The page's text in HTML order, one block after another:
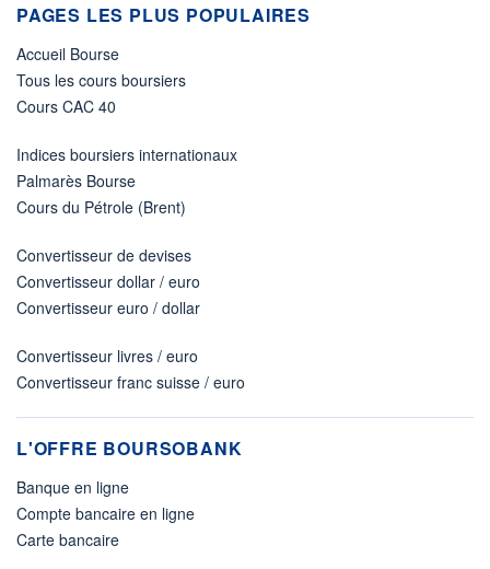
PAGES LES PLUS POPULAIRES
Accueil Bourse
Tous les cours boursiers
Cours CAC 40
Indices boursiers internationaux
Palmarès Bourse
Cours du Pétrole (Brent)
Convertisseur de devises
Convertisseur dollar / euro
Convertisseur euro / dollar
Convertisseur livres / euro
Convertisseur franc suisse / euro
L'OFFRE BOURSOBANK
Banque en ligne
Compte bancaire en ligne
Carte bancaire